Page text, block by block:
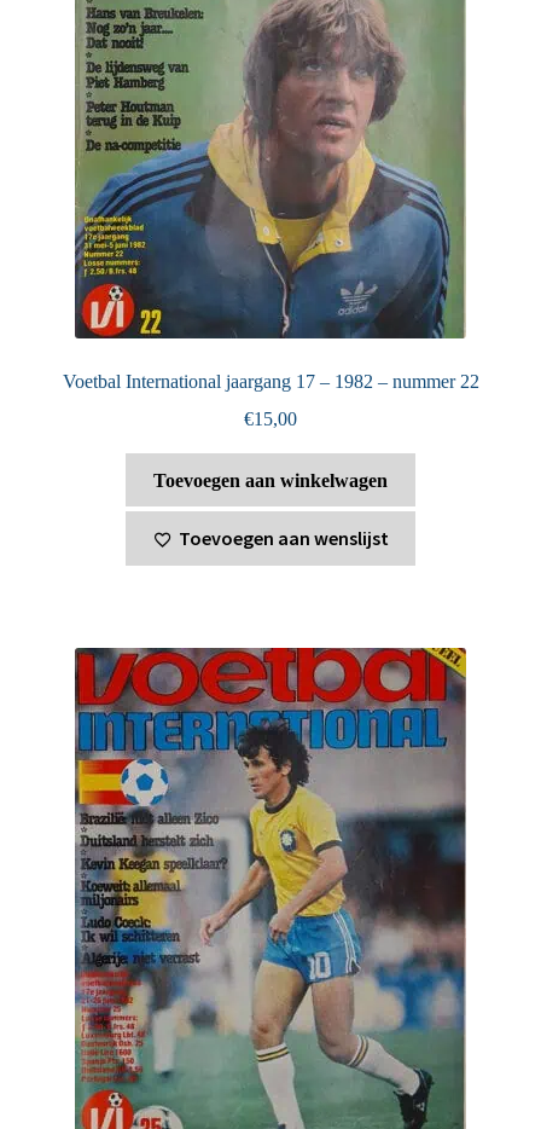
Voetbal International jaargang 17 – 1982 – nummer 22
€15,00
Toevoegen aan winkelwagen
Toevoegen aan wenslijst